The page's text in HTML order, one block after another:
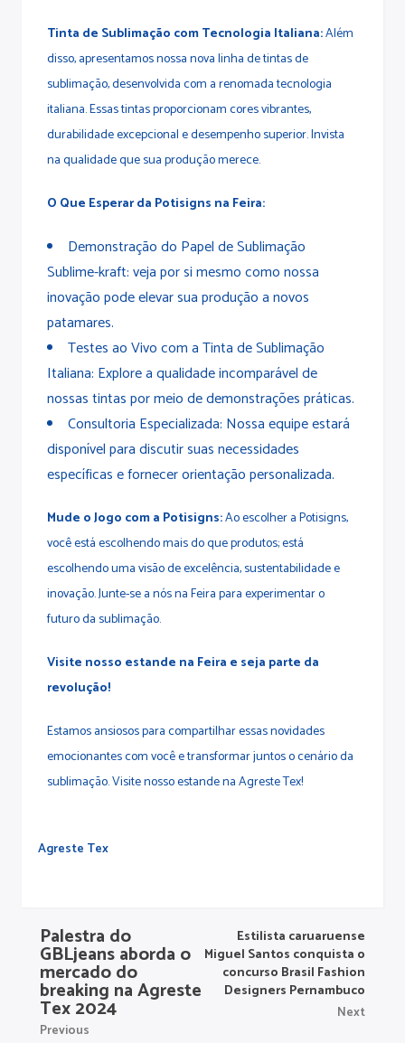
Tinta de Sublimação com Tecnologia Italiana:Além
disso, apresentamos nossa nova linha de tintas de
sublimação, desenvolvida com a renomada tecnologia
italiana. Essas tintas proporcionam cores vibrantes,
durabilidade excepcional e desempenho superior. Invista
na qualidade que sua produção merece.
O Que Esperar da Potisigns na Feira:
Demonstração do Papel de Sublimação
Sublime-kraft: veja por si mesmo como nossa
inovação pode elevar sua produção a novos
patamares.
Testes ao Vivo com a Tinta de Sublimação
Italiana: Explore a qualidade incomparável de
nossas tintas por meio de demonstrações práticas.
Consultoria Especializada: Nossa equipe estará
disponível para discutir suas necessidades
específicas e fornecer orientação personalizada.
Mude o Jogo com a Potisigns:Ao escolher a Potisigns,
você está escolhendo mais do que produtos; está
escolhendo uma visão de excelência, sustentabilidade e
inovação. Junte-se a nós na Feira para experimentar o
futuro da sublimação.
Visite nosso estande na Feira e seja parte da
revolução!
Estamos ansiosos para compartilhar essas novidades
emocionantes com você e transformar juntos o cenário da
sublimação. Visite nosso estande na Agreste Tex!
Agreste Tex
Palestra do
GBLjeans aborda o
mercado do
breaking na Agreste
Tex 2024
Previous
Estilista caruaruense
Miguel Santos conquista o
concurso Brasil Fashion
Designers Pernambuco
Next